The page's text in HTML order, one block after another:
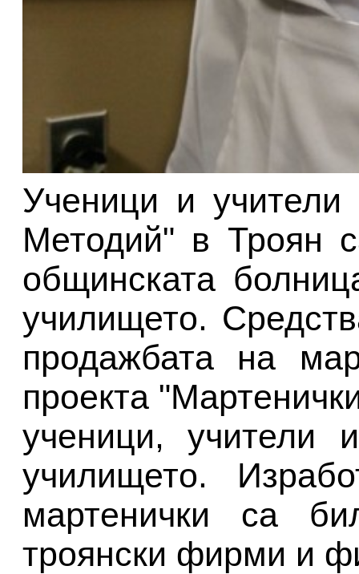
Ученици и
Методий" в Троян
общинската
училището.
продажбата на
проекта
ученици, учители
училището.
мартенички са
троянски фирми и